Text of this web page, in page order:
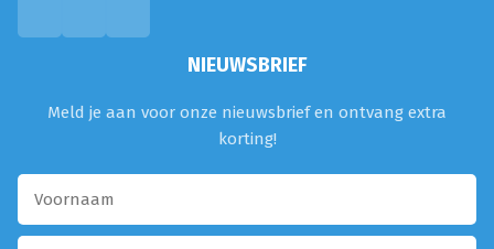
NIEUWSBRIEF
Meld je aan voor onze nieuwsbrief en ontvang extra
korting!